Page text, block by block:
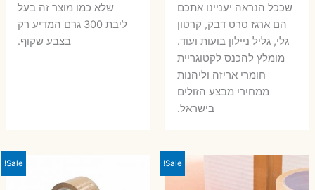
שככל הנראה יעניינו אתכם
הם ארגז סרט דבק, קרטון
גלי, גליל ניילון בועות ועוד.
מומלץ להכנס לקטוגריית
חומרי אריזה וליהנות
ממחירי מבצע הזולים
בישראל.
שלא כמו מוצר זה בעל
ליבת 300 גרם המדיע רק
בצבע שקוף.
Sale!
Sale!